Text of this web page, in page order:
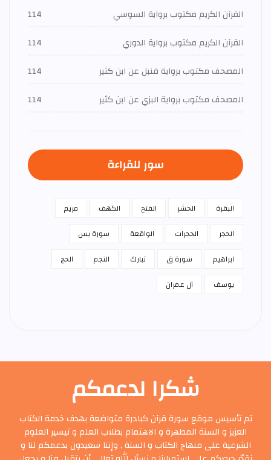
القرآن الكريم مكتوب برواية السوسي
114
القرآن الكريم مكتوب برواية الدوري
114
المصحف مكتوب برواية قنبل عن ابن كثير
114
المصحف مكتوب برواية البزي عن ابن كثير
114
سور للقراءة
البقرة الحشر الفتح الكهف
مريم
الحجر
الحجرات الواقعة
سورة يس
ابراهيم
سورة ق تبارك النجم
الحج
يوسف
آل عمران
شكرا لدعمكم
تم تأسيس موقع سورة قرآن كبادرة متواضعة بهدف خدمة الكتاب
العزيز و السنة المطهرة و الاهتمام بطلاب العلم و تيسير العلوم
الشرعية على منهاج الكتاب و السنة , وإننا سعيدون بدعمكم لنا و